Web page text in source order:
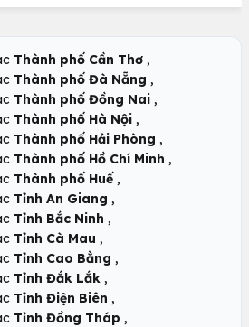
Thành phố Cần Thơ ,
Thành phố Đà Nẵng ,
Thành phố Đồng Nai ,
Thành phố Hà Nội ,
Thành phố Hải Phòng ,
Thành phố Hồ Chí Minh ,
Thành phố Huế ,
Tỉnh An Giang ,
Tỉnh Bắc Ninh ,
Tỉnh Cà Mau ,
Tỉnh Cao Bằng ,
Tỉnh Đắk Lắk ,
Tỉnh Điện Biên ,
Tỉnh Đồng Tháp ,